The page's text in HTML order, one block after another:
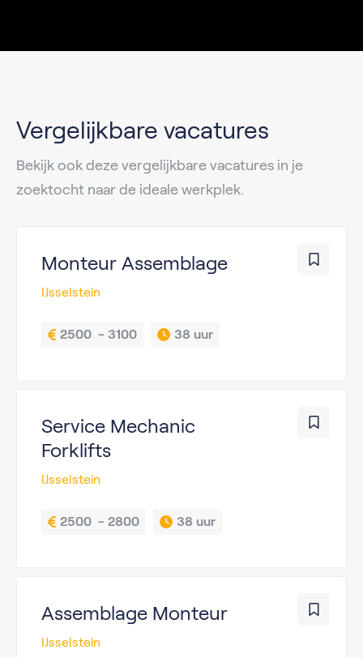
Vergelijkbare vacatures
Bekijk ook deze vergelijkbare vacatures in je
zoektocht naar de ideale werkplek.
Monteur Assemblage
IJsselstein
2500  - 3100 38 uur
Service Mechanic
Forklifts
IJsselstein
2500  - 2800 38 uur
Assemblage Monteur
IJsselstein